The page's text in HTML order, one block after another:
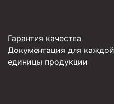
Гарантия качества
Документация для каждой
единицы продукции